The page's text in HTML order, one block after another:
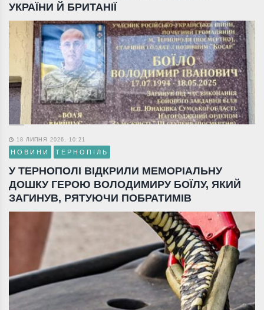
УКРАЇНИ Й БРИТАНІЇ
18 ЛИПНЯ 2026, 10:21
НОВИНИ ТЕРНОПІЛЬ
У ТЕРНОПОЛІ ВІДКРИЛИ МЕМОРІАЛЬНУ
ДОШКУ ГЕРОЮ ВОЛОДИМИРУ БОЇЛУ, ЯКИЙ
ЗАГИНУВ, РЯТУЮЧИ ПОБРАТИМІВ